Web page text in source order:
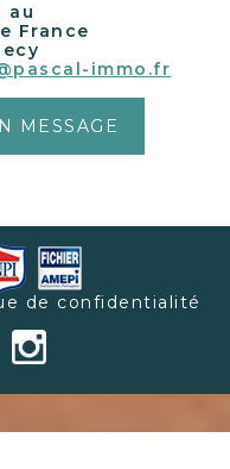
au
France
immo.fr
MESSAGE
de confidentialité